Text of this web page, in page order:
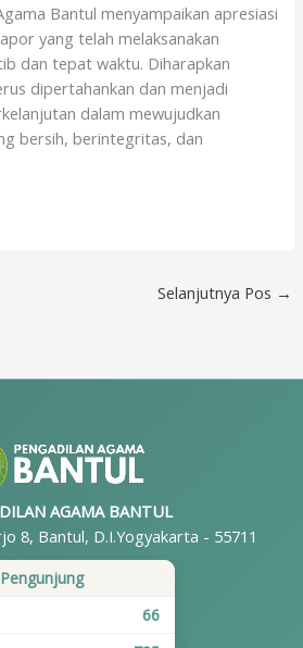
Bantul menyampaikan apresiasi
yang telah melaksanakan
dan tepat waktu. Diharapkan
dipertahankan dan menjadi
dalam mewujudkan
bersih, berintegritas, dan
Selanjutnya Pos →
AGAMA BANTUL
8, Bantul, D.I.Yogyakarta - 55711
66